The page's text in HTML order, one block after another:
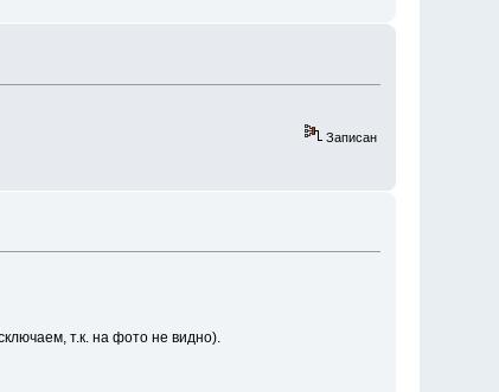
Записан
т.к. на фото не видно).